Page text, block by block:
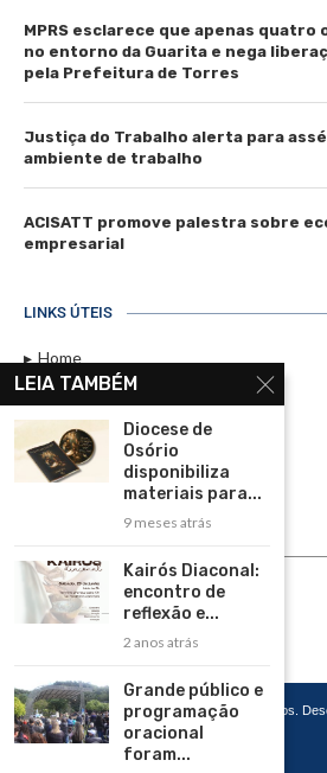
MPRS esclarece que apenas
no entorno da Guarita e nega
pela Prefeitura de Torres
Justiça do Trabalho alerta para
ambiente de trabalho
ACISATT promove palestra sobre
empresarial
LINKS ÚTEIS
Home
Assinar
Contato
Política de Privacidade
Rádio Maristela - Ao Vivo
ASSINE
Copyright 2026 – Todos os Direitos Reservados.
Agência de Marketing
LEIA TAMBÉM
Diocese de
Osório
disponibiliza
materiais para...
9 meses atrás
Kairós Diaconal:
encontro de
reflexão e...
2 anos atrás
Grande público e
programação
oracional
foram...